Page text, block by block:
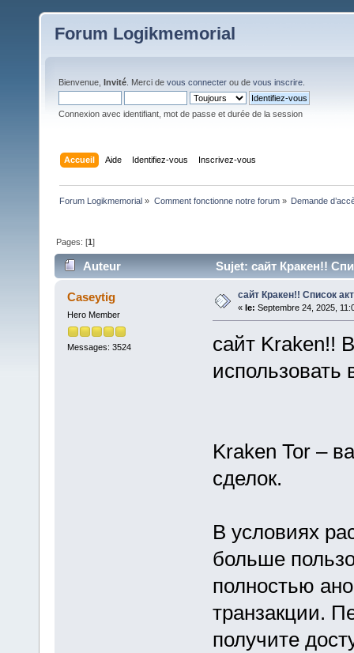
Forum Logikmemorial
Bienvenue, Invité . Merci de vous connecter ou de vous inscrire
Connexion avec identifiant, mot de passe et durée de la session
Accueil Aide Identifiez-vous Inscrivez-vous
Forum Logikmemorial » Comment fonctionne notre forum» Demande
Pages: [1]
Auteur Sujet: сайт Кракен!!
Caseytig
Hero Member
Messages: 3524
сайт Кракен!! Список
« le: Septembre 24, 2025,
сайт Kraken!!
использовать
Kraken Tor –
сделок.
В условиях
больше
полностью
транзакции.
получите